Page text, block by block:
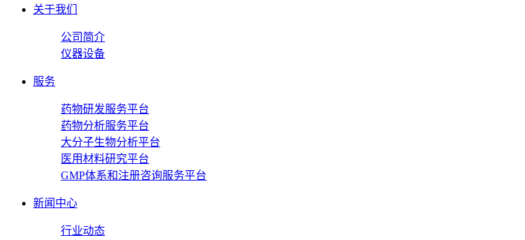
关于我们
公司简介
仪器设备
服务
药物研发服务平台
药物分析服务平台
大分子生物分析平台
医用材料研究平台
GMP体系和注册咨询服务平台
新闻中心
行业动态